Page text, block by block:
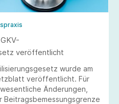
veröffentlicht
wurde am
veröffentlicht. Für
Änderungen,